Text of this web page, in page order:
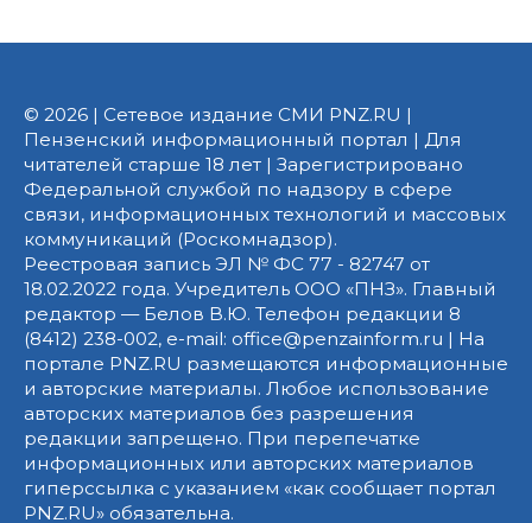
© 2026 | Сетевое издание СМИ PNZ.RU |
Пензенский информационный портал | Для
читателей старше 18 лет | Зарегистрировано
Федеральной службой по надзору в сфере
связи, информационных технологий и массовых
коммуникаций (Роскомнадзор).
Реестровая запись ЭЛ № ФС 77 - 82747 от
18.02.2022 года. Учредитель ООО «ПНЗ». Главный
редактор — Белов В.Ю. Телефон редакции 8
(8412) 238-002, e-mail: office@penzainform.ru | На
портале PNZ.RU размещаются информационные
и авторские материалы. Любое использование
авторских материалов без разрешения
редакции запрещено. При перепечатке
информационных или авторских материалов
гиперссылка с указанием «как сообщает портал
PNZ.RU» обязательна.